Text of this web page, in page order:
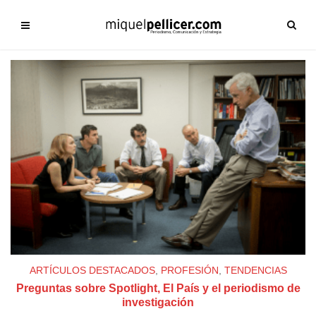
ARTÍCULOS DESTACADOS, PROFESIÓN TENDENCIAS
Preguntas sobre Spotlight, El País y el periodismo de
investigación